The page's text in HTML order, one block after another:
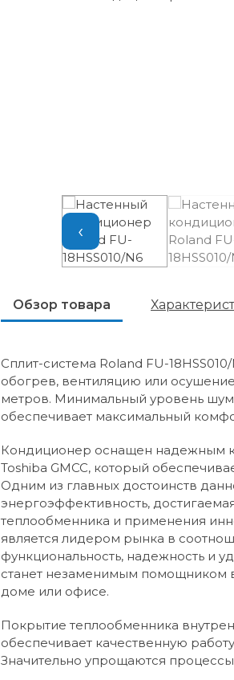
‹
Обзор товара
Сплит-система Roland FU-
обогрев, вентиляцию или
метров. Минимальный уровень
обеспечивает максимальный
Кондиционер оснащен надежным
Toshiba GMCC, который
Одним из главных достоинств
энергоэффективность,
теплообменника и применения
является лидером рынка в
функциональность, надежность и
станет незаменимым помощником
доме или офисе.
Покрытие теплообменника
обеспечивает качественную
Значительно упрощаются